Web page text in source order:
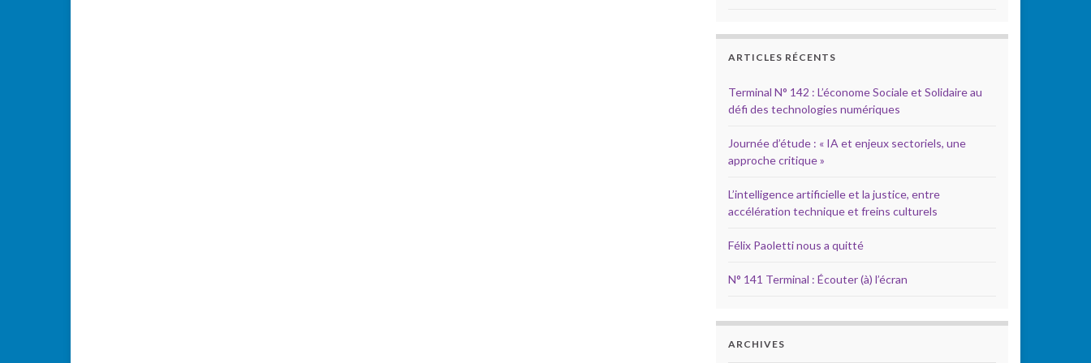
ARTICLES RÉCENTS
Terminal N° 142 : L’économe Sociale et Solidaire au
défi des technologies numériques
Journée d’étude : « IA et enjeux sectoriels, une
approche critique »
L’intelligence artificielle et la justice, entre
accélération technique et freins culturels
Félix Paoletti nous a quitté
N° 141 Terminal : Écouter (à) l’écran
ARCHIVES